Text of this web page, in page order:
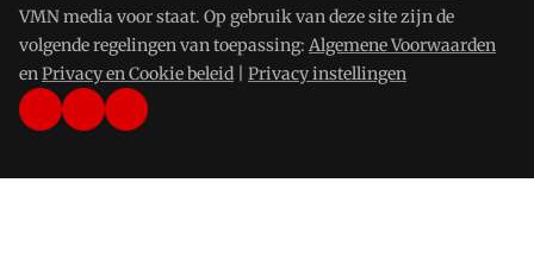
VMN media voor staat. Op gebruik van deze site zijn de
volgende regelingen van toepassing: Algemene Voorwaarden
enPrivacy en Cookie beleid Privacy instellingen